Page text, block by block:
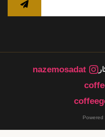
nazemosadat
Powered